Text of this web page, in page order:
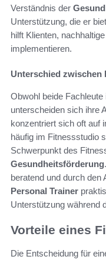
Verständnis der
Unterstützung, die er
hilft Klienten,
implementieren.
Unterschied zwischen
Obwohl beide
unterscheiden sich ihre
konzentriert sich oft auf
häufig im Fitnessstudio
Schwerpunkt des
Gesundheitsförderung
beratend und durch
Personal Trainer
Unterstützung während
Vorteile eines
Die Entscheidung für